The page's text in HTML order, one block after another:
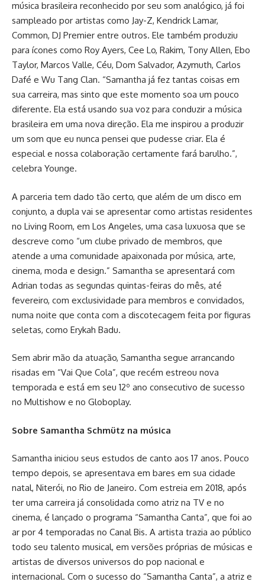
música brasileira reconhecido por seu som analógico, já foi
sampleado por artistas como Jay-Z, Kendrick Lamar,
Common, DJ Premier entre outros. Ele também produziu
para ícones como Roy Ayers, Cee Lo, Rakim, Tony Allen, Ebo
Taylor, Marcos Valle, Céu, Dom Salvador, Azymuth, Carlos
Dafé e Wu Tang Clan. “Samantha já fez tantas coisas em
sua carreira, mas sinto que este momento soa um pouco
diferente. Ela está usando sua voz para conduzir a música
brasileira em uma nova direção. Ela me inspirou a produzir
um som que eu nunca pensei que pudesse criar. Ela é
especial e nossa colaboração certamente fará barulho.”,
celebra Younge.
A parceria tem dado tão certo, que além de um disco em
conjunto, a dupla vai se apresentar como artistas residentes
no Living Room, em Los Angeles, uma casa luxuosa que se
descreve como “um clube privado de membros, que
atende a uma comunidade apaixonada por música, arte,
cinema, moda e design.” Samantha se apresentará com
Adrian todas as segundas quintas-feiras do mês, até
fevereiro, com exclusividade para membros e convidados,
numa noite que conta com a discotecagem feita por figuras
seletas, como Erykah Badu.
Sem abrir mão da atuação, Samantha segue arrancando
risadas em “Vai Que Cola”, que recém estreou nova
temporada e está em seu 12º ano consecutivo de sucesso
no Multishow e no Globoplay.
Sobre Samantha Schmütz na música
Samantha iniciou seus estudos de canto aos 17 anos. Pouco
tempo depois, se apresentava em bares em sua cidade
natal, Niterói, no Rio de Janeiro. Com estreia em 2018, após
ter uma carreira já consolidada como atriz na TV e no
cinema, é lançado o programa “Samantha Canta”, que foi ao
ar por 4 temporadas no Canal Bis. A artista trazia ao público
todo seu talento musical, em versões próprias de músicas e
artistas de diversos universos do pop nacional e
internacional. Com o sucesso do “Samantha Canta”, a atriz e